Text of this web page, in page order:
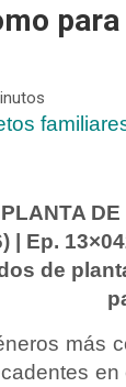
| Ep.
de
más